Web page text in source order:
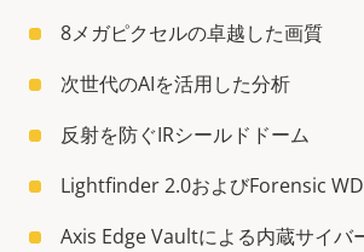
8メガピクセルの卓越した画質
次世代のAIを活用した分析
反射を防ぐIRシールドドーム
Lightfinder 2.0およびForensic
Axis Edge Vaultによる内蔵サイバ